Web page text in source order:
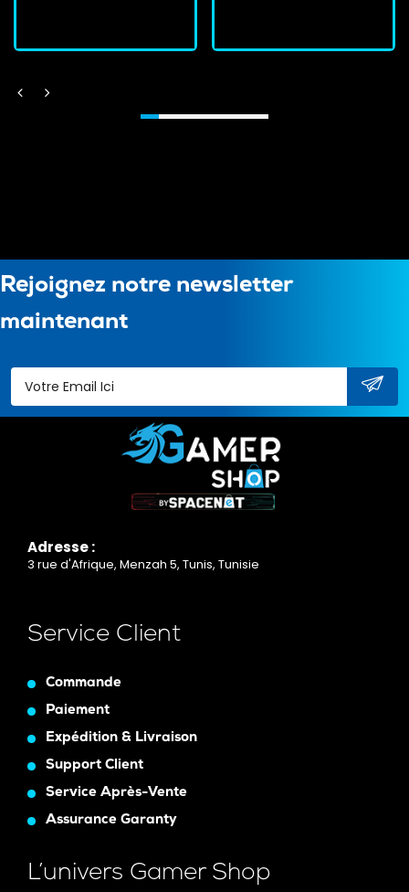
Rejoignez notre newsletter
maintenant
Adresse :
3 rue d'Afrique, Menzah 5, Tunis, Tunisie
Service Client
Commande
Paiement
Expédition & Livraison
Support Client
Service Après-Vente
Assurance Garanty
L’univers Gamer Shop